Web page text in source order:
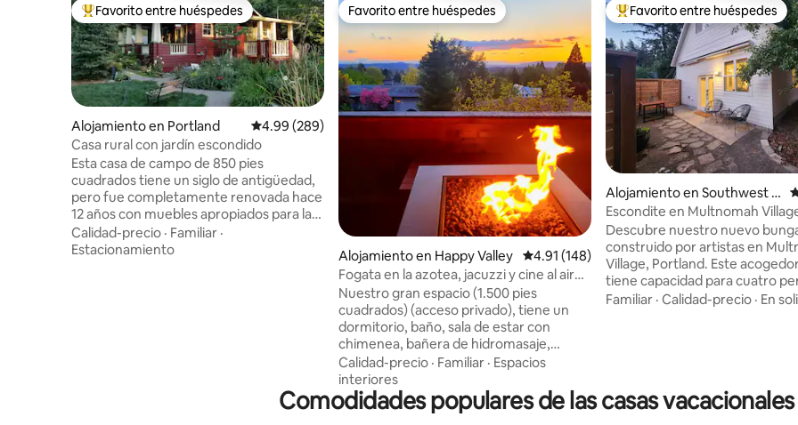
Favorito entre huéspedes preferido
Favorito entre huéspedes
Alojamiento en Portland Calificación promedio: 4.99 de 5, 289 reseñas
4.99 (289)
Casa rural con jardín escondido
Esta casa de campo de 850 pies
cuadrados tiene un siglo de antigüedad,
pero fue completamente renovada hace
12 años con muebles apropiados para la
época, lo que le da una sensación de
época (y seguridad). Los productos del
única. Incluso hay una tirolina para niños.
Calidad-precio · Familiar ·
Estacionamiento
Favorito entre huéspedes
Favorito entre huéspedes
Alojamiento en Happy Valley Calificación promedio: 4.91 de 5, 148 reseñas
4.91 (148)
Fogata en la azotea, jacuzzi y cine al aire
libre
Nuestro gran espacio (1.500 pies
cuadrados) (acceso privado), tiene un
dormitorio, baño, sala de estar con
chimenea, bañera de hidromasaje,
gimnasio completo, así como una cocina
pequeña con nevera de tamaño
completo, keurig, microondas, freidora
de aire, horno tostador, quemador
Calidad-precio · Familiar · Espacios
interiores
Favorito entre huéspedes
Favorito entre huéspedes
Alojamiento en Southwest P
ortland
Escondite en Multnomah
Descubre nuestro nuevo
construido por artistas en
Village, Portland. Este
tiene capacidad para cuatro
con una cama queen en la
actividades locales como el
en patios que admiten
Familiar · Calidad-precio · En
Comodidades populares de las casas